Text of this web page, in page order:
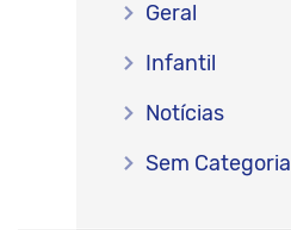
Geral
Infantil
Notícias
Sem Categoria